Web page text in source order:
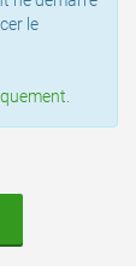
le